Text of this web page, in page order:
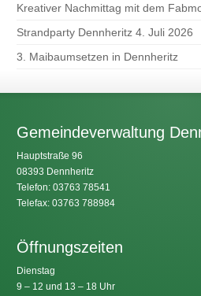
Kreativer Nachmittag mit dem
Strandparty Dennheritz 4. Juli 2026
3. Maibaumsetzen in Dennheritz
Gemeindeverwaltung
Hauptstraße 96
08393 Dennheritz
Telefon: 03763 78541
Telefax: 03763 788984
Öffnungszeiten
Dienstag
9 – 12 und 13 – 18 Uhr